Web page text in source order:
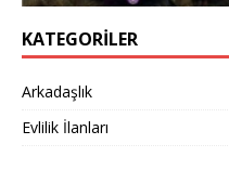
KATEGORILER
Arkadaşlık
Evlilik İlanları